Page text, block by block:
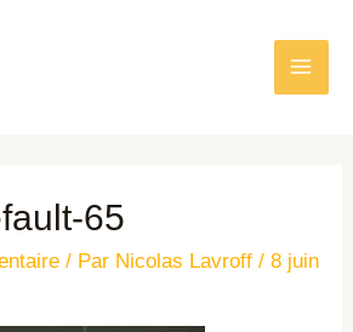
65
/ Par Nicolas Lavroff/8 juin